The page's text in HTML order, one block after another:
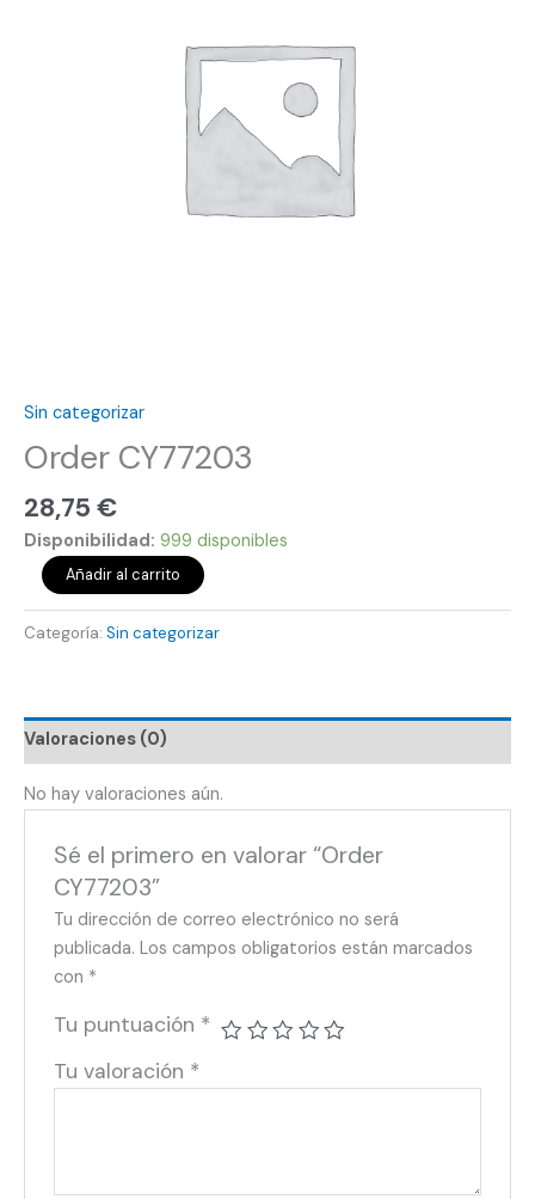
Sin categorizar
Order CY77203
28,75 €
Disponibilidad: 999 disponibles
Añadir al carrito
Categoría: Sin categorizar
Valoraciones (0)
No hay valoraciones aún.
Sé el primero en valorar “Order
CY77203”
Tu dirección de correo electrónico no será
publicada. Los campos obligatorios están marcados
con *
Tu puntuación *
Tu valoración *